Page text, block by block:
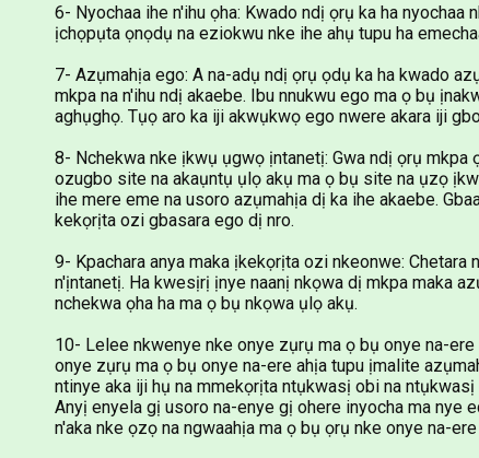
6- Nyochaa ihe n'ihu ọha: Kwado ndị ọrụ ka ha
ịchọpụta ọnọdụ na eziokwu nke ihe ahụ tupu ha
7- Azụmahịa ego: A na-adụ ndị ọrụ ọdụ ka ha kwado
mkpa na n'ihu ndị akaebe. Ibu nnukwu ego ma ọ bụ
aghụghọ. Tụọ aro ka iji akwụkwọ ego nwere akara iji
8- Nchekwa nke ịkwụ ụgwọ ịntanetị: Gwa ndị ọrụ
ozugbo site na akaụntụ ụlọ akụ ma ọ bụ site na ụzọ
ihe mere eme na usoro azụmahịa dị ka ihe akaebe.
kekọrịta ozi gbasara ego dị nro.
9- Kpachara anya maka ịkekọrịta ozi nkeonwe:
n'ịntanetị. Ha kwesịrị ịnye naanị nkọwa dị mkpa maka
nchekwa ọha ha ma ọ bụ nkọwa ụlọ akụ.
10- Lelee nkwenye nke onye zụrụ ma ọ bụ onye na-
onye zụrụ ma ọ bụ onye na-ere ahịa tupu ịmalite
ntinye aka iji hụ na mmekọrịta ntụkwasị obi na ntụkwasị
Anyị enyela gị usoro na-enye gị ohere inyocha ma nye
n'aka nke ọzọ na ngwaahịa ma ọ bụ ọrụ nke onye na-